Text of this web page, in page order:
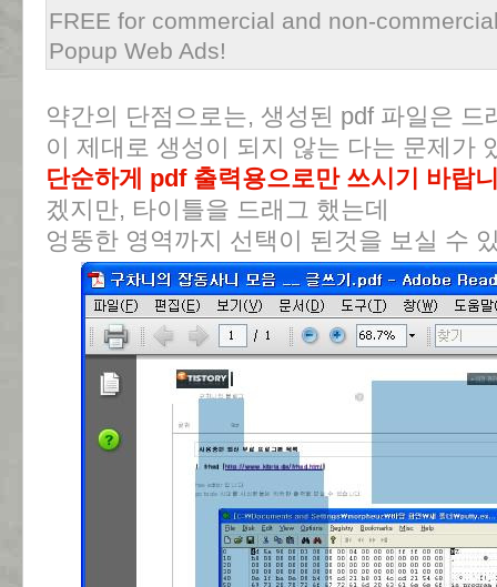
FREE for commercial and non-
Popup Web Ads!
약간의 단점으로는, 생성된 pdf 파일은
이 제대로 생성이 되지 않는 다는 문제가
단순하게 pdf 출력용으로만 쓰시기 바랍
겠지만, 타이틀을 드래그 했는데
엉뚱한 영역까지 선택이 된것을 보실 수